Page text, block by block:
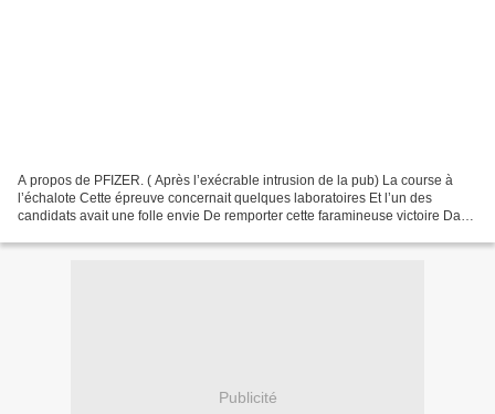
A propos de PFIZER. ( Après l’exécrable intrusion de la pub) La course à
l’échalote Cette épreuve concernait quelques laboratoires Et l’un des
candidats avait une folle envie De remporter cette faramineuse victoire Dans
Publicité